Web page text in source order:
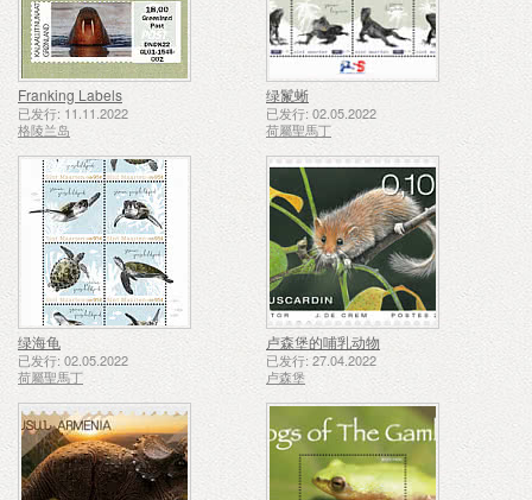
Franking Labels
已发行: 11.11.2022
格陵兰岛
绿鬣蜥
已发行: 02.05.2022
荷屬聖馬丁
绿海龟
已发行: 02.05.2022
荷屬聖馬丁
卢森堡的哺乳动物
已发行: 27.04.2022
卢森堡